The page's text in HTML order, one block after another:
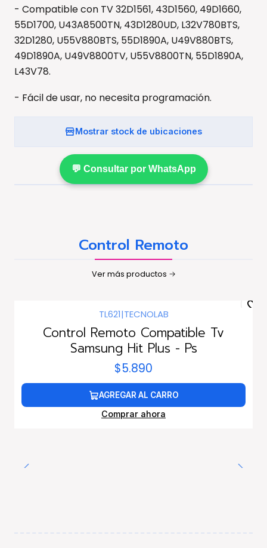
- Compatible con TV 32D1561, 43D1560, 49D1660,
55D1700, U43A8500TN, 43D1280UD, L32V780BTS,
32D1280, U55V880BTS, 55D1890A, U49V880BTS,
49D1890A, U49V8800TV, U55V8800TN, 55D1890A,
L43V78.
- Fácil de usar, no necesita programación.
Mostrar stock de ubicaciones
💬 Consultar por WhatsApp
Control Remoto
Ver más productos
TL621|TECNOLAB
Control Remoto Compatible Tv
Samsung Hit Plus - Ps
$5.890
AGREGAR AL CARRO
Comprar ahora